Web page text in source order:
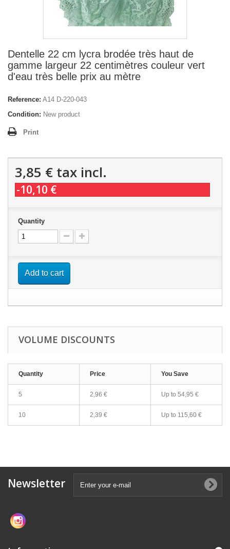
Dentelle 22 cm lycra brodée très haut de
gamme largeur 22 centimètres couleur vert
d'eau très belle prix au mètre
Reference: A14 D-220-043
Condition: New product
Print
3,85 € tax incl.
-10,10 €
Quantity
Add to cart
VOLUME DISCOUNTS
Quantity Price You Save
5 2,96 € Up to 54,95 €
10 2,39 € Up to 115,60 €
Newsletter